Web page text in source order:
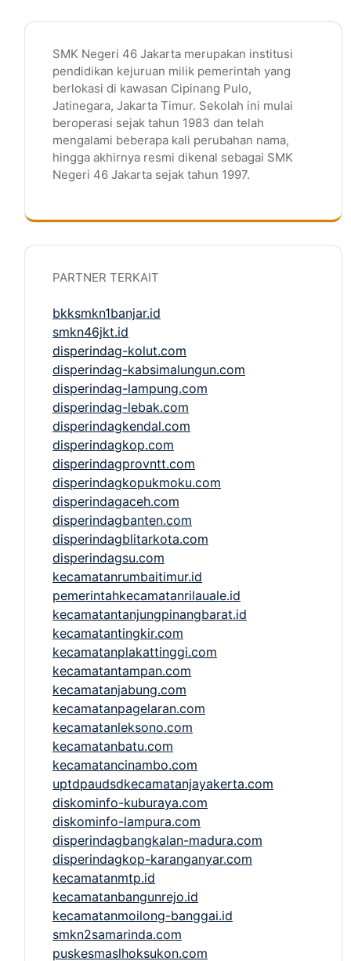
SMK Negeri 46 Jakarta merupakan institusi
pendidikan kejuruan milik pemerintah yang
berlokasi di kawasan Cipinang Pulo,
Jatinegara, Jakarta Timur. Sekolah ini mulai
beroperasi sejak tahun 1983 dan telah
mengalami beberapa kali perubahan nama,
hingga akhirnya resmi dikenal sebagai SMK
Negeri 46 Jakarta sejak tahun 1997.
PARTNER TERKAIT
bkksmkn1banjar.id
smkn46jkt.id
disperindag-kolut.com
disperindag-kabsimalungun.com
disperindag-lampung.com
disperindag-lebak.com
disperindagkendal.com
disperindagkop.com
disperindagprovntt.com
disperindagkopukmoku.com
disperindagaceh.com
disperindagbanten.com
disperindagblitarkota.com
disperindagsu.com
kecamatanrumbaitimur.id
pemerintahkecamatanrilauale.id
kecamatantanjungpinangbarat.id
kecamatantingkir.com
kecamatanplakattinggi.com
kecamatantampan.com
kecamatanjabung.com
kecamatanpagelaran.com
kecamatanleksono.com
kecamatanbatu.com
kecamatancinambo.com
uptdpaudsdkecamatanjayakerta.com
diskominfo-kuburaya.com
diskominfo-lampura.com
disperindagbangkalan-madura.com
disperindagkop-karanganyar.com
kecamatanmtp.id
kecamatanbangunrejo.id
kecamatanmoilong-banggai.id
smkn2samarinda.com
puskesmaslhoksukon.com